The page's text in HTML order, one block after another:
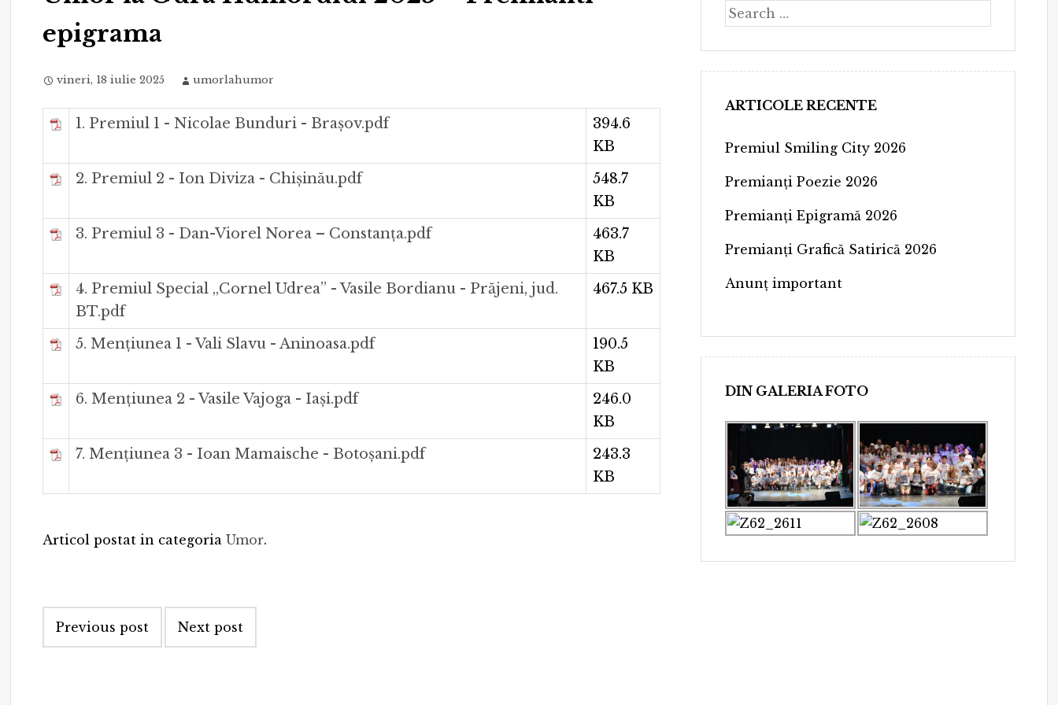
epigrama
vineri, 18 iulie 2025 umorlahumor
1. Premiul 1 - Nicolae Bunduri - Brașov.pdf
394.6
KB
2. Premiul 2 - Ion Diviza - Chișinău.pdf
548.7
KB
3. Premiul 3 - Dan-Viorel Norea – Constanța.pdf
463.7
KB
4. Premiul Special „Cornel Udrea” - Vasile Bordianu - Prăjeni, jud.
BT.pdf
467.5 KB
5. Mențiunea 1 - Vali Slavu - Aninoasa.pdf
190.5
KB
6. Mențiunea 2 - Vasile Vajoga - Iași.pdf
246.0
KB
7. Mențiunea 3 - Ioan Mamaische - Botoșani.pdf
243.3
KB
Articol postat in categoriaUmor.
navigation
Previous post Next post
Search
ARTICOLE RECENTE
Premiul Smiling City 2026
Premianți Poezie 2026
Premianți Epigramă 2026
Premianți Grafică Satirică 2026
Anunț important
DIN GALERIA FOTO